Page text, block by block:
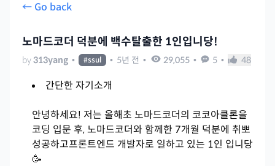
← Go back
노마드코더 덕분에 백수탈출한 1인입니당!
by313yang • #ssul • 5년 전 • 29,055 • 5 • 48
간단한 자기소개
안녕하세요! 저는 올해초 노마드코더의 코코아클론을
코딩 입문 후, 노마드코더와 함께한 7개월 덕분에 취뽀
성공하고프론트엔드 개발자로 일하고 있는 1인 입니당
🥳